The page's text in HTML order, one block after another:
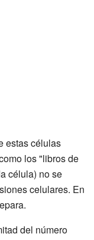
estas células
los "libros de
célula) no se
celulares. En
del número